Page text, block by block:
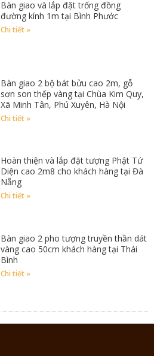
Bàn giao và lắp đặt trống đồng
đường kính 1m tại Bình Phước
Chi tiết »
Bàn giao 2 bộ bát bửu cao 2m, gỗ
sơn son thếp vàng tại Chùa Kim Quy,
Xã Minh Tân, Phú Xuyên, Hà Nội
Chi tiết »
Hoàn thiện và lắp đặt tượng Phật Tứ
Diện cao 2m8 cho khách hàng tại Đà
Nẵng
Chi tiết »
Bàn giao 2 pho tượng truyền thần dát
vàng cao 50cm khách hàng tại Thái
Bình
Chi tiết »